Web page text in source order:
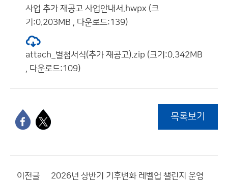
사업 추가 재공고 사업안내서.hwpx (크
기:0.203MB , 다운로드:139)
attach_별첨서식(추가 재공고).zip (크기:0.342MB
, 다운로드:109)
목록보기
이전글 2026년 상반기 기후변화 레벨업 챌린지 운영